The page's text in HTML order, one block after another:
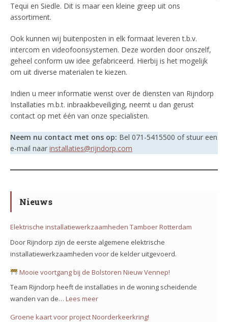
Tequi en Siedle. Dit is maar een kleine greep uit ons
assortiment.
Ook kunnen wij buitenposten in elk formaat leveren t.b.v.
intercom en videofoonsystemen. Deze worden door onszelf,
geheel conform uw idee gefabriceerd. Hierbij is het mogelijk
om uit diverse materialen te kiezen.
Indien u meer informatie wenst over de diensten van Rijndorp
Installaties m.b.t. inbraakbeveiliging, neemt u dan gerust
contact op met één van onze specialisten.
Neem nu contact met ons op: Bel 071-5415500 of stuur een
e-mail naar installaties@rijndorp.com
Nieuws
Elektrische installatiewerkzaamheden Tamboer Rotterdam
Door Rijndorp zijn de eerste algemene elektrische
installatiewerkzaamheden voor de kelder uitgevoerd.
Mooie voortgang bij de Bolstoren Nieuw Vennep!
Team Rijndorp heeft de installaties in de woning scheidende
wanden van de… Lees meer:
Groene kaart voor project Noorderkeerkring!